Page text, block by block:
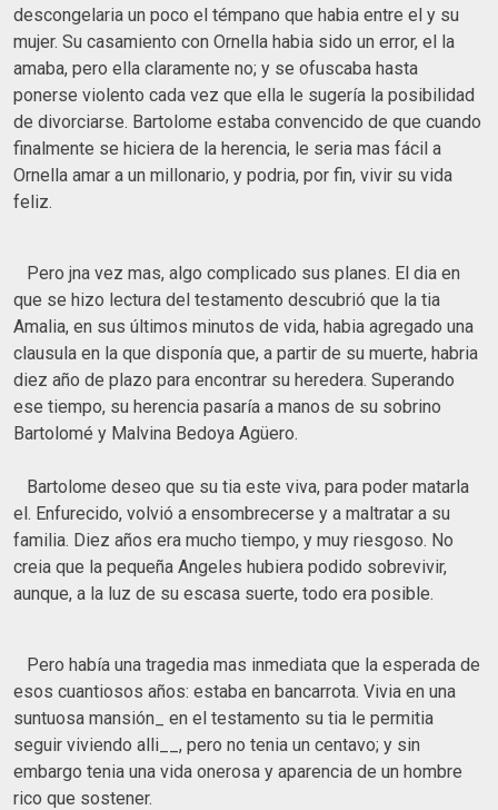
descongelaria un poco el témpano que habia entre el y su
mujer. Su casamiento con Ornella habia sido un error, el la
amaba, pero ella claramente no; y se ofuscaba hasta
ponerse violento cada vez que ella le sugería la posibilidad
de divorciarse. Bartolome estaba convencido de que cuando
finalmente se hiciera de la herencia, le seria mas fácil a
Ornella amar a un millonario, y podria, por fin, vivir su vida
feliz.
Pero jna vez mas, algo complicado sus planes. El dia en
que se hizo lectura del testamento descubrió que la tia
Amalia, en sus últimos minutos de vida, habia agregado una
clausula en la que disponía que, a partir de su muerte, habria
diez año de plazo para encontrar su heredera. Superando
ese tiempo, su herencia pasaría a manos de su sobrino
Bartolomé y Malvina Bedoya Agüero.
Bartolome deseo que su tia este viva, para poder matarla
el. Enfurecido, volvió a ensombrecerse y a maltratar a su
familia. Diez años era mucho tiempo, y muy riesgoso. No
creia que la pequeña Angeles hubiera podido sobrevivir,
aunque, a la luz de su escasa suerte, todo era posible.
Pero había una tragedia mas inmediata que la esperada de
esos cuantiosos años: estaba en bancarrota. Vivia en una
suntuosa mansión_ en el testamento su tia le permitia
seguir viviendo alli__, pero no tenia un centavo; y sin
embargo tenia una vida onerosa y aparencia de un hombre
rico que sostener.